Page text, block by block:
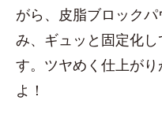
がら、皮脂ブロック
み、ギュッと固定化
す。ツヤめく仕上が
よ！